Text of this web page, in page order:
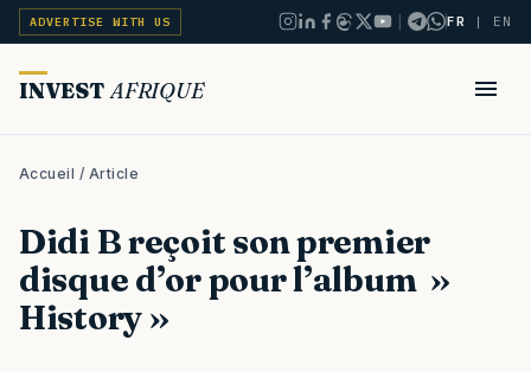
ADVERTISE WITH US | FR | EN
INVEST AFRIQUE
Accueil / Article
Didi B reçoit son premier
disque d’or pour l’album »
History »